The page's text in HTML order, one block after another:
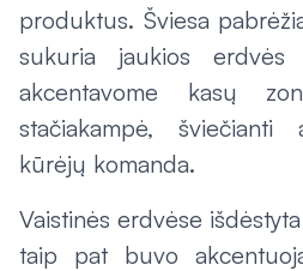
produktus. Šviesa
sukuria jaukios erdvės
akcentavome kasų
stačiakampė,
kūrėjų komanda.
Vaistinės erdvėse
taip pat buvo